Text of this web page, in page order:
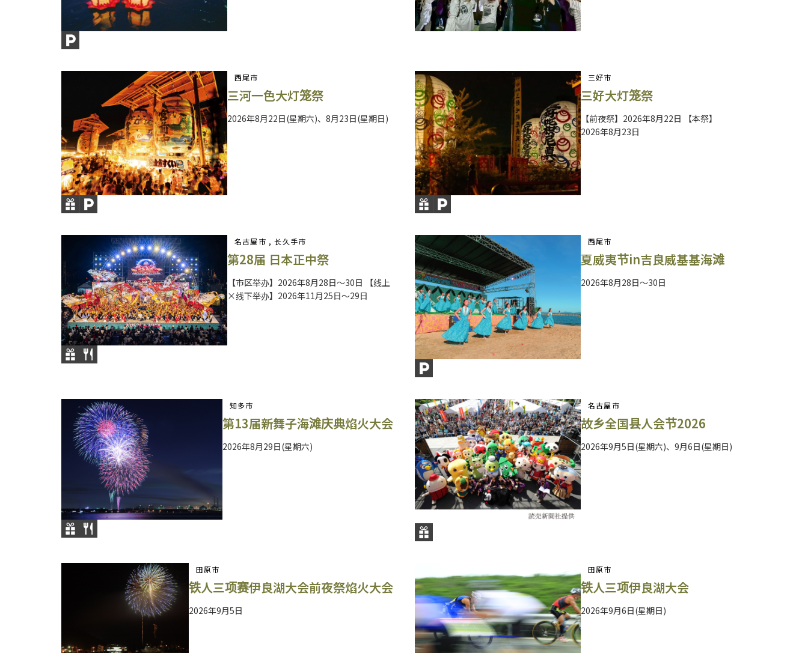
西尾市
三河一色大灯笼祭
2026年8月22日(星期六)、8月23日(星期日)
三好市
三好大灯笼祭
【前夜祭】2026年8月22日 【本祭】
2026年8月23日
名古屋市 , 长久手市
第28届 日本正中祭
【市区举办】2026年8月28日～30日 【线上
×线下举办】2026年11月25日～29日
西尾市
夏威夷节in吉良威基基海滩
2026年8月28日～30日
知多市
第13届新舞子海滩庆典焰火大会
2026年8月29日(星期六)
名古屋市
故乡全国县人会节2026
2026年9月5日(星期六)、9月6日(星期日)
田原市
铁人三项赛伊良湖大会前夜祭焰火大会
2026年9月5日
田原市
铁人三项伊良湖大会
2026年9月6日(星期日)